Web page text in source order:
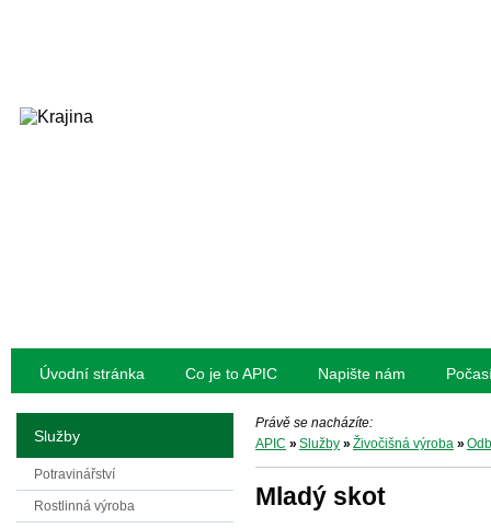
Úvodní stránka Co je to APIC Napište nám
Právě se nacházíte:
APIC » Služby » Živočišná výroba »
Mladý skot
Služby
Potravinářství
Rostlinná výroba